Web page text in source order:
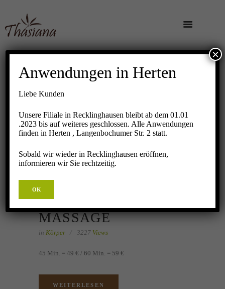
RÜCKEN WÄRME
MASSAGE
in Körper 3227Views
45 Min. = 49 € / 60 Min. = 59 €
WEITERLESEN
Anwendungen in Herten
Liebe Kunden
Unsere Filiale in Recklinghausen bleibt ab dem 01.01
.2023 bis auf weiteres geschlossen. Alle Anwendungen
finden in Herten , Langenbochumer Str. 2 statt.
Sobald wir wieder in Recklinghausen eröffnen,
informieren wir Sie rechtzeitig.
OK
×